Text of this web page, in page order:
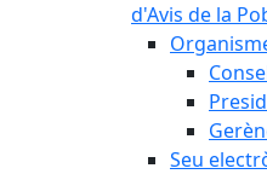
d'Avis de la
Seu